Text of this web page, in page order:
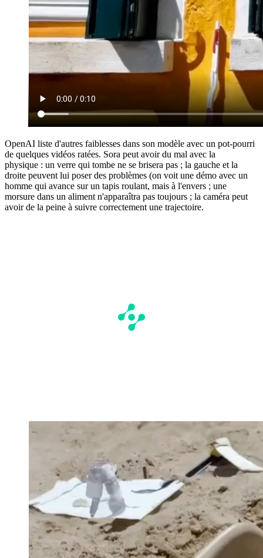
OpenAI liste d'autres faiblesses dans son modèle avec un pot-pourri
de quelques vidéos ratées. Sora peut avoir du mal avec la
physique : un verre qui tombe ne se brisera pas ; la gauche et la
droite peuvent lui poser des problèmes (on voit une démo avec un
homme qui avance sur un tapis roulant, mais à l'envers ; une
morsure dans un aliment n'apparaîtra pas toujours ; la caméra peut
avoir de la peine à suivre correctement une trajectoire.